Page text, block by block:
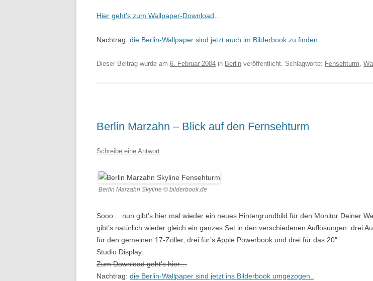
Hier geht’s zum Wallpaper-Download
Nachtrag: die Berlin-Wallpaper sind jetzt auch im Bilderbook zu finden.
Dieser Beitrag wurde am 6. Februar 2004 in Berlin veröffentlicht. Schlagworte: Fensehturm,
Berlin Marzahn – Blick auf den Fernsehturm
Schreibe eine Antwort
Berlin Marzahn Skyline © bilderbook.de
Sooo… nun gibt’s hier mal wieder ein neues Hintergrundbild für den Monitor Deiner
gibt’s natürlich wieder gleich ein ganzes Set in den verschiedenen Auflösungen: drei
für den gemeinen 17-Zöller, drei für’s Apple Powerbook und drei für das 20″
Studio Display.
Zum Download geht’s hier…
Nachtrag: die Berlin-Wallpaper sind jetzt ins Bilderbook umgezogen..